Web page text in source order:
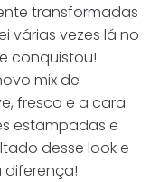
transformadas
várias vezes lá no
conquistou!
mix de
fresco e a cara
estampadas e
desse look e
diferença!